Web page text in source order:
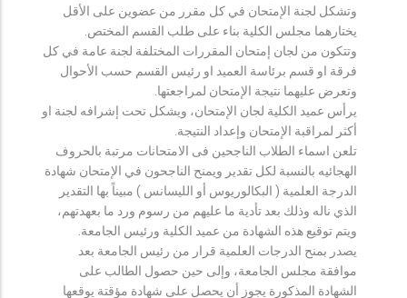
وتشكل لجنة الإمتحان في كل مقرر من عضوين على الأقل
يختارهما مجلس الكلية بناء على طلب القسم المختص.
وتتكون من لجان إمتحان المقررات المختلفة لجنة عامة في كل
فرقة او قسم برئاسة العميد او رئيس القسم حسب الأحوال
وتعرض عليهما نتيجة الإمتحان لمراجعتها.
يرأس عميد الكلية لجان الإمتحان، ويشكل تحت إشرافه لجنة او
أكثر لمراقبة الإمتحان وإعداد النتيجة.
تلعن اسماء الطلاب الناجحين فى الامتحانات مرتبة بالحروف
الهجائيه بالنسبة لكل تقدير ويمنح الناجحون في الإمتحان شهادة
الدرجة العلمية ( البكالوريوس أو الليسانس ) مبيناً بها التقدير
الذي ناله وذلك بعد تأدية ما عليهم من رسوم ورد ما بعهدتهم،
ويتم توقيع هذه الشهادة من عميد الكلية ورئيس الجامعة.
يصدر بمنح الدرجات العلمية قرار من رئيس الجامعة بعد
موافقة مجلس الجامعة، وإلى حين حصول الطالب على
الشهادة المذكورة يجوز أن يحصل على شهادة مؤقتة يوقعها